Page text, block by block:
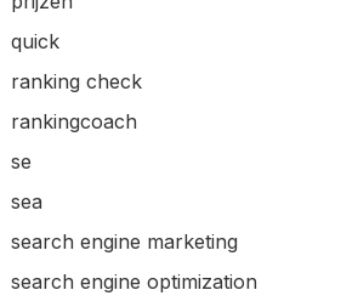
quick
ranking check
rankingcoach
se
sea
search engine marketing
search engine optimization